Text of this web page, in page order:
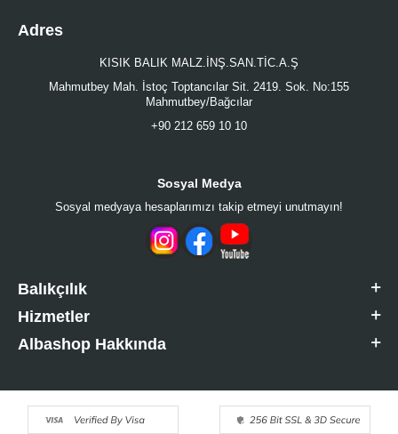
Adres
KISIK BALIK MALZ.İNŞ.SAN.TİC.A.Ş
Mahmutbey Mah. İstoç Toptancılar Sit. 2419. Sok. No:155
Mahmutbey/Bağcılar
+90 212 659 10 10
Sosyal Medya
Sosyal medyaya hesaplarımızı takip etmeyi unutmayın!
Balıkçılık
Hizmetler
Albashop Hakkında